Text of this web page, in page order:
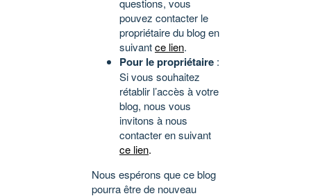
questions, vous
pouvez contacter le
propriétaire du blog en
suivantce lien.
Pour le propriétaire :
Si vous souhaitez
rétablir l’accès à votre
blog, nous vous
invitons à nous
contacter en suivant
ce lien.
Nous espérons que ce blog
pourra être de nouveau